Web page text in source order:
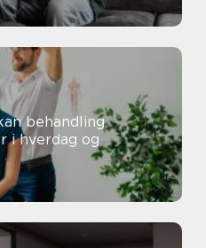
behandling
i hverdag og